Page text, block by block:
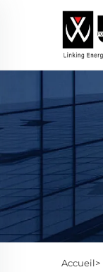
Accueil>